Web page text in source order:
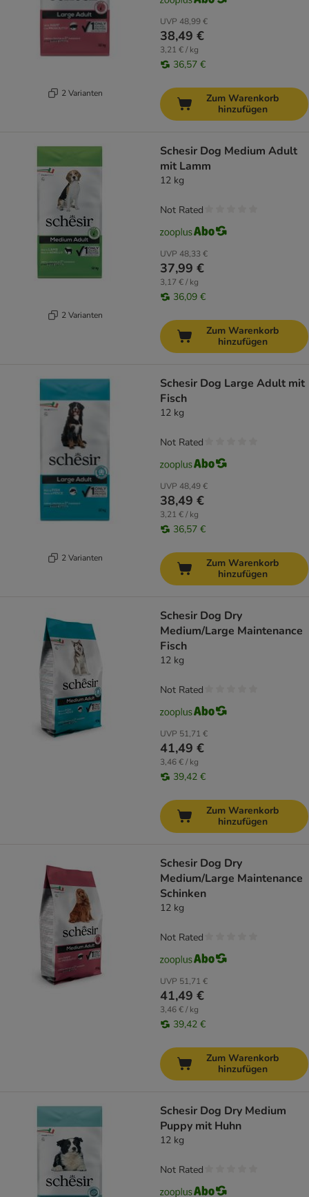
2 Varianten
UVP 48,99 €
38,49 €
3,21 € / kg
36,57 €
Zum Warenkorb
hinzufügen
2 Varianten
Schesir Dog Medium Adult
mit Lamm
12 kg
UVP 48,33 €
37,99 €
3,17 € / kg
36,09 €
Not Rated
Zum Warenkorb
hinzufügen
2 Varianten
Schesir Dog Large Adult mit
Fisch
12 kg
UVP 48,49 €
38,49 €
3,21 € / kg
36,57 €
Not Rated
Zum Warenkorb
hinzufügen
Schesir Dog Dry
Medium/Large Maintenance
Fisch
12 kg
UVP 51,71 €
41,49 €
3,46 € / kg
39,42 €
Not Rated
Zum Warenkorb
hinzufügen
Schesir Dog Dry
Medium/Large Maintenance
Schinken
12 kg
UVP 51,71 €
41,49 €
3,46 € / kg
39,42 €
Not Rated
Zum Warenkorb
hinzufügen
Schesir Dog Dry Medium
Puppy mit Huhn
12 kg
Not Rated